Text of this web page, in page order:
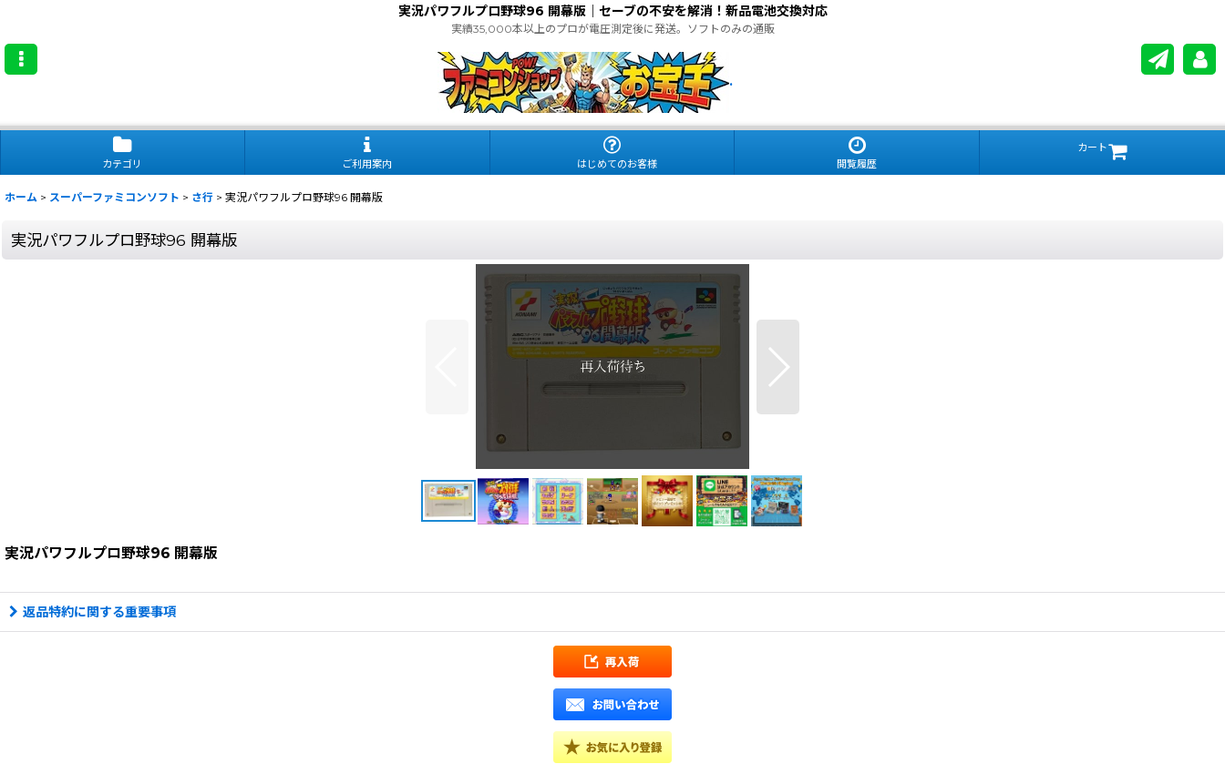
実況パワフルプロ野球96 開幕版｜セーブの不安を解消！新品電池交換対応
実績35,000本以上のプロが電圧測定後に発送。ソフトのみの通販
.
カテゴリ ご利用案内 はじめてのお客様 閲覧履歴
カート
ホーム > スーパーファミコンソフト > さ行 > 実況パワフルプロ野球96 開幕版
実況パワフルプロ野球96 開幕版
実況パワフルプロ野球96 開幕版
返品特約に関する重要事項